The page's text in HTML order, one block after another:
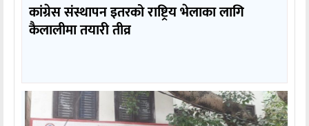
कांग्रेस संस्थापन इतरको राष्ट्रिय भेलाका लागि
कैलालीमा तयारी तीव्र